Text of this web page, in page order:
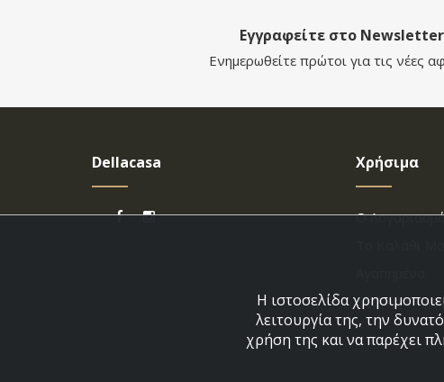
Εγγραφείτε στο Newsletter
Ενημερωθείτε πρώτοι για τις νέες
Dellacasa Χρήσιμα
Ο
Εξέλιξη
Η ιστοσελίδα
λειτουργία της, την
χρήση της και να παρέχει